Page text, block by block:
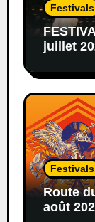
Festivals
juillet
Festivals
Route
août